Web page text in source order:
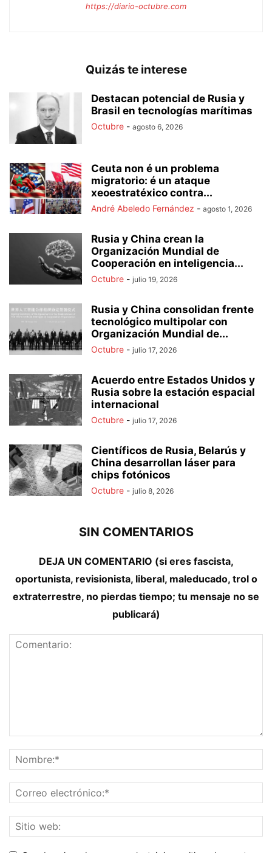
https://diario-octubre.com
Quizás te interese
Destacan potencial de Rusia y
Brasil en tecnologías marítimas
Octubre - agosto 6, 2026
Ceuta non é un problema
migratorio: é un ataque
xeoestratéxico contra...
André Abeledo Fernández - agosto 1, 2026
Rusia y China crean la
Organización Mundial de
Cooperación en inteligencia...
Octubre - julio 19, 2026
Rusia y China consolidan frente
tecnológico multipolar con
Organización Mundial de...
Octubre - julio 17, 2026
Acuerdo entre Estados Unidos y
Rusia sobre la estación espacial
internacional
Octubre - julio 17, 2026
Científicos de Rusia, Belarús y
China desarrollan láser para
chips fotónicos
Octubre - julio 8, 2026
SIN COMENTARIOS
DEJA UN COMENTARIO (si eres fascista,
oportunista, revisionista, liberal, maleducado, trol o
extraterrestre, no pierdas tiempo; tu mensaje no se
publicará)